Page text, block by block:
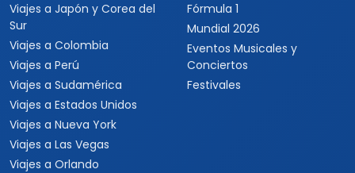
Viajes a Japón y Corea del
Sur
Viajes a Colombia
Viajes a Perú
Viajes a Sudamérica
Viajes a Estados Unidos
Viajes a Nueva York
Viajes a Las Vegas
Viajes a Orlando
Fórmula 1
Mundial 2026
Eventos Musicales y
Conciertos
Festivales